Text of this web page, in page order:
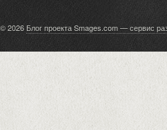
© 2026 Блог проекта Smages.com — сервис